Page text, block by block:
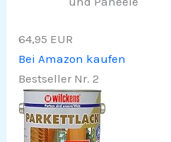
64,95 EUR
Bei Amazon kaufen
Bestseller Nr. 2